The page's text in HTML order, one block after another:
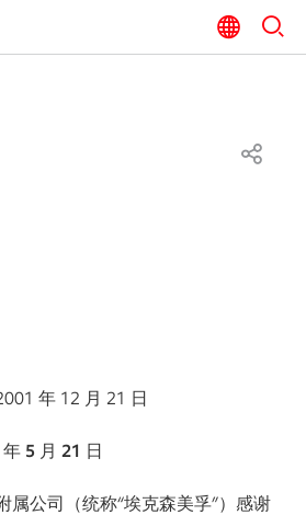
年 12 月 21 日
5 月 21 日
属公司（统称“埃克森美孚”）感谢